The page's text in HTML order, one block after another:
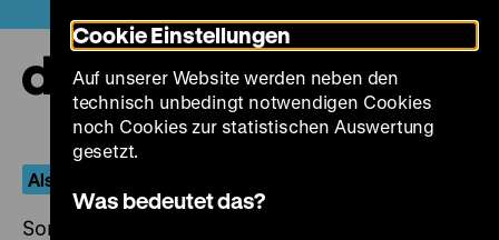
zum
Seiteninhalt
springen
Also like Life
Sonntag, 31. Januar 2016, 21.00 - 00.00 Uhr
Cookie Einstellungen
Auf unserer Website werden neben den
technisch unbedingt notwendigen Cookies
noch Cookies zur statistischen Auswertung
gesetzt.
Was bedeutet das?